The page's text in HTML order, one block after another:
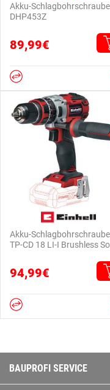
Akku-
DHP453Z
89,99€
Akku-
TP-CD 18 LI-I Brushless
94,99€
BAUPROFI SERVICE